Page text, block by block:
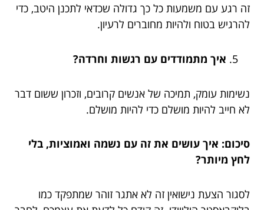
זה רגע עם משמעות כל כך גדולה שכדאי לתכנן היטב, כדי
להרגיש בטוח ולהיות מחוברים לרעיון.
איך מתמודדים עם רגשות וחרדה?
נשימות עומק, תמיכה של אנשים קרובים, וזכרון ששום דבר
לא חייב להיות מושלם כדי להיות מושלם.
סיכום: איך עושים את זה עם נשמה ואמוציות, בלי
לחץ מיותר?
לסגור הצעת נישואין זה לא אתגר זוהר שמתפקד כמו